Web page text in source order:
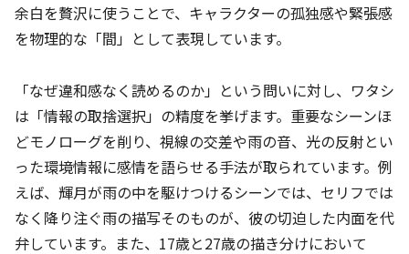
余白を贅沢に使うことで、キャラクターの孤独感や緊張感
を物理的な「間」として表現しています。
「なぜ違和感なく読めるのか」という問いに対し、ワタシ
は「情報の取捨選択」の精度を挙げます。重要なシーンほ
どモノローグを削り、視線の交差や雨の音、光の反射とい
った環境情報に感情を語らせる手法が取られています。例
えば、輝月が雨の中を駆けつけるシーンでは、セリフでは
なく降り注ぐ雨の描写そのものが、彼の切迫した内面を代
弁しています。また、17歳と27歳の描き分けにおいて